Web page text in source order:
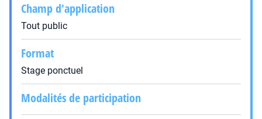
Champ d'application
Tout public
Format
Stage ponctuel
Modalités de participation